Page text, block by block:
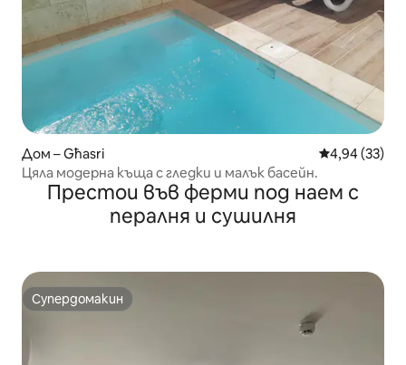
Дом – Għasri Средна
4,94 (33)
Цяла модерна къща с гледки и малък басейн.
Престои във ферми под наем с
пералня и сушилня
Супердомакин
Супердомакин